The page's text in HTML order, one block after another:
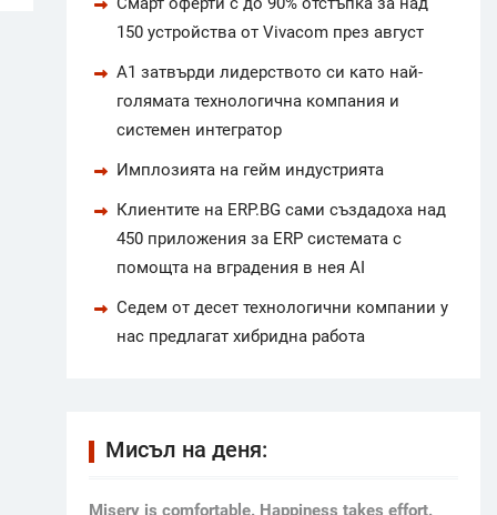
150 устройства от Vivacom през август
А1 затвърди лидерството си като най-
голямата технологична компания и
системен интегратор
Имплозията на гейм индустрията
Клиентите на ERP.BG сами създадоха над
450 приложения за ERP системата с
помощта на вградения в нея AI
Седем от десет технологични компании у
нас предлагат хибридна работа
Мисъл на деня:
Мisery is comfortable. Happiness takes effort.